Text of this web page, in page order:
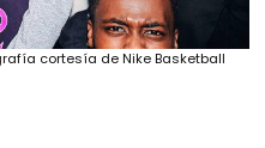
cortesía de Nike Basketball